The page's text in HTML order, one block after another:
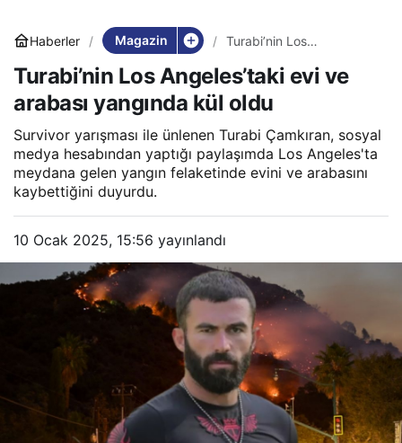
Haberler Magazin
Turabi’nin Los
arabası yangında kül oldu
Turabi’nin Los Angeles’taki evi ve
arabası yangında kül oldu
Survivor yarışması ile ünlenen Turabi Çamkıran, sosyal
medya hesabından yaptığı paylaşımda Los Angeles'ta
meydana gelen yangın felaketinde evini ve arabasını
kaybettiğini duyurdu.
10 Ocak 2025, 15:56 yayınlandı